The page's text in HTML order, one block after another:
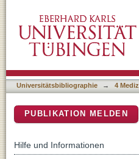
patient perspective
Universitätsbibliographie → 4
PUBLIKATION MELDEN
Hilfe und Informationen